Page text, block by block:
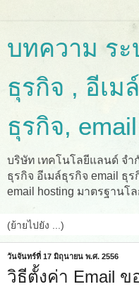
บทความ ระ
ธุรกิจ , อีเม
ธุรกิจ,
บริษัท เทคโนโลยีแลนด์ จำ
ธุรกิจ อีเมล์ธุรกิจ email ธุ
email hosting มาตรฐานโ
วันจันทร์ที่ 17 มิถุนายน พ.ศ. 2556
วิธีตั้งค่า Email ข